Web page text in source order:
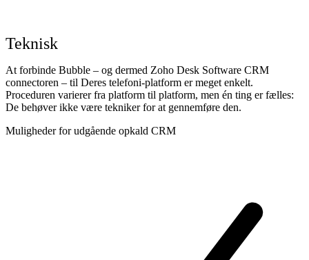
Teknisk
At forbinde Bubble – og dermed Zoho Desk Software CRM
connectoren – til Deres telefoni-platform er meget enkelt.
Proceduren varierer fra platform til platform, men én ting er fælles:
De behøver ikke være tekniker for at gennemføre den.
Muligheder for udgående opkald CRM